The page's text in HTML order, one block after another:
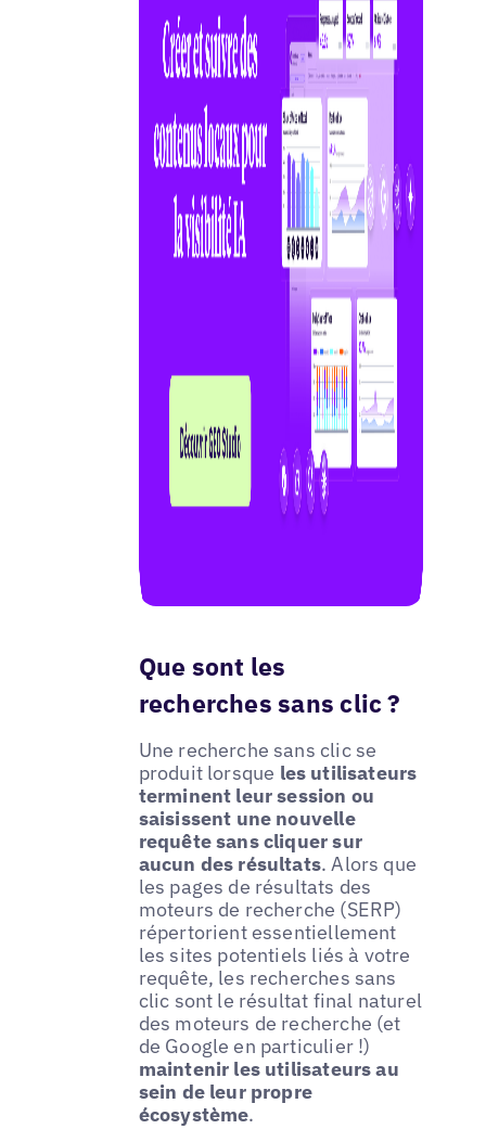
Que sont les
recherches sans clic ?
Une recherche sans clic se
produit lorsque les utilisateurs
terminent leur session ou
saisissent une nouvelle
requête sans cliquer sur
aucun des résultats. Alors que
les pages de résultats des
moteurs de recherche (SERP)
répertorient essentiellement
les sites potentiels liés à votre
requête, les recherches sans
clic sont le résultat final naturel
des moteurs de recherche (et
de Google en particulier !)
maintenir les utilisateurs au
sein de leur propre
écosystème.